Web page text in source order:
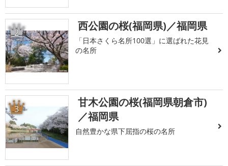
2 西公園の桜(福岡県)／福岡県
「日本さくら名所100選」に選ばれた花見
の名所
3
甘木公園の桜(福岡県朝倉市)
／福岡県
自然豊かな県下屈指の桜の名所